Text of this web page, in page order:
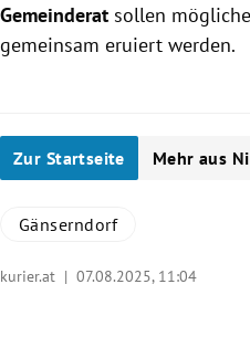
Gemeinderat sollen
gemeinsam eruiert werden.
Zur Startseite Mehr aus
Gänserndorf
kurier.at | 07.08.2025, 11:04